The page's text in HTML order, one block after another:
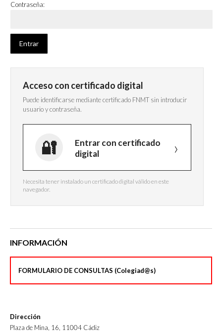
Contraseña:
Acceso con certificado digital
Puede identificarse mediante certificado FNMT sin introducir
usuario y contraseña.
Entrar con certificado
digital
Necesita tener instalado un certificado digital válido en este
navegador.
INFORMACIÓN
FORMULARIO DE CONSULTAS (Colegiad@s)
Dirección
Plaza de Mina, 16, 11004 Cádiz